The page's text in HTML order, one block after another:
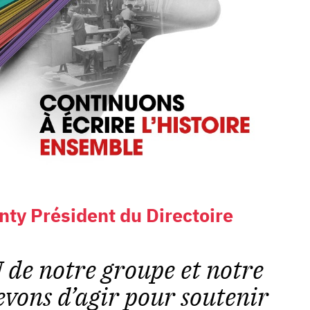
Président du Directoire
de notre groupe et notre
d’agir pour soutenir